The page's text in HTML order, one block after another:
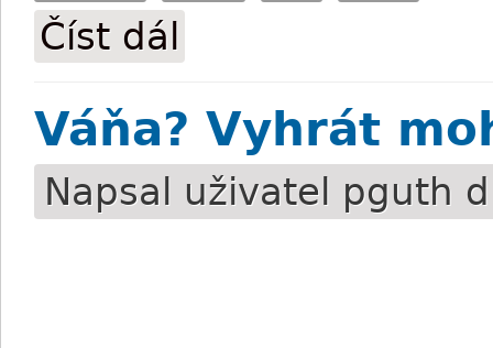
Číst dál
Váňa? Vyhrát
Napsal uživatel pguth